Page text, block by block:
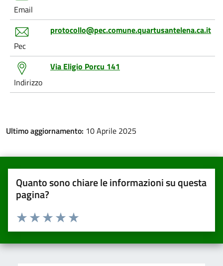
Email
Pec
protocollo@pec.comune.quartusantelena.ca.it
Indirizzo
Via Eligio Porcu 141
Ultimo aggiornamento: 10 Aprile 2025
Quanto sono chiare le informazioni su questa
pagina?
Valuta da 1 a 5 stelle la pagina
Valuta 5 stelle su 5
Valuta 4 stelle su 5
Valuta 3 stelle su 5
Valuta 2 stelle su 5
Valuta una stella su 5